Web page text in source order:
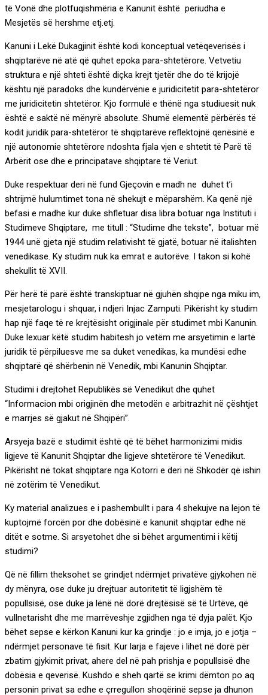
të Vonë dhe plotfuqishmëria e Kanunit është periudha e
Mesjetës së hershme etj.etj.
Kanuni i Lekë Dukagjinit është kodi konceptual vetëqeverisës i
shqiptarëve në atë që quhet epoka para-shtetërore. Vetvetiu
struktura e një shteti është diçka krejt tjetër dhe do të krijojë
kështu një paradoks dhe kundërvënie e juridicitetit para-shtetëror
me juridicitetin shtetëror. Kjo formulë e thënë nga studiuesit nuk
është e saktë në mënyrë absolute. Shumë elementë përbërës të
kodit juridik para-shtetëror të shqiptarëve reflektojnë qenësinë e
një autonomie shtetërore ndoshta fjala vjen e shtetit të Parë të
Arbërit ose dhe e principatave shqiptare të Veriut.
Duke respektuar deri në fund Gjeçovin e madh ne duhet t’i
shtrijmë hulumtimet tona në shekujt e mëparshëm. Ka qenë një
befasi e madhe kur duke shfletuar disa libra botuar nga Instituti i
Studimeve Shqiptare, me titull : “Studime dhe tekste”, botuar më
1944 unë gjeta një studim relativisht të gjatë, botuar në italishten
venedikase. Ky studim nuk ka emrat e autorëve. I takon si kohë
shekullit të XVII.
Për herë të parë është transkiptuar në gjuhën shqipe nga miku im,
mesjetarologu i shquar, i ndjeri Injac Zamputi. Pikërisht ky studim
hap një faqe të re krejtësisht origjinale për studimet mbi Kanunin.
Duke lexuar këtë studim habitesh jo vetëm me arsyetimin e lartë
juridik të përpiluesve me sa duket venedikas, ka mundësi edhe
shqiptarë që shërbenin në Venedik, mbi Kanunin Shqiptar.
Studimi i drejtohet Republikës së Venedikut dhe quhet
“Informacion mbi origjinën dhe metodën e arbitrazhit në çështjet
e marrjes së gjakut në Shqipëri”.
Arsyeja bazë e studimit është që të bëhet harmonizimi midis
ligjeve të Kanunit Shqiptar dhe ligjeve shtetërore të Venedikut.
Pikërisht në tokat shqiptare nga Kotorri e deri në Shkodër që ishin
në zotërim të Venedikut.
Ky material analizues e i pashembullt i para 4 shekujve na lejon të
kuptojmë forcën por dhe dobësinë e kanunit shqiptar edhe në
ditët e sotme. Si arsyetohet dhe si bëhet argumentimi i këtij
studimi?
Që në fillim theksohet se grindjet ndërmjet privatëve gjykohen në
dy mënyra, ose duke ju drejtuar autoritetit të ligjshëm të
popullsisë, ose duke ja lënë në dorë drejtësisë së të Urtëve, që
vullnetarisht dhe me marrëveshje zgjidhen nga të dyja palët. Kjo
bëhet sepse e kërkon Kanuni kur ka grindje : jo e imja, jo e jotja –
ndërmjet personave të fisit. Kur larja e fajeve i lihet në dorë për
zbatim gjykimit privat, ahere del në pah prishja e popullsisë dhe
dobësia e qeverisë. Kushdo e sheh qartë se krimi dëmton po aq
personin privat sa edhe e çrregullon shoqërinë sepse ja dhunon